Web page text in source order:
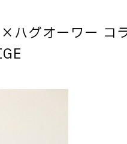
ハグオーワー コ